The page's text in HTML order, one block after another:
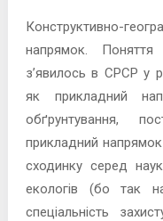
Конструктивно-
напрямок. Поняття
з’явилось в СРСР у
як прикладний
обґрунтування,
прикладний напрямок
сходинку серед
екологів (бо так
спеціальність